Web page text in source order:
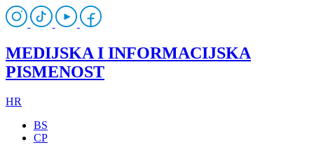
MEDIJSKA I INFORMACIJSKA
PISMENOST
HR
BS
CP